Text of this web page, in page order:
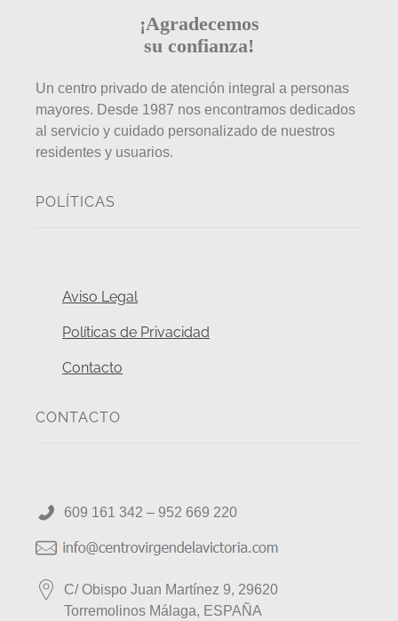
¡Agradecemos
su confianza!
Un centro privado de atención integral a personas
mayores. Desde 1987 nos encontramos dedicados
al servicio y cuidado personalizado de nuestros
residentes y usuarios.
POLÍTICAS
Aviso Legal
Políticas de Privacidad
Contacto
CONTACTO
609 161 342 – 952 669 220
C/ Obispo Juan Martínez 9, 29620
Torremolinos Málaga, ESPAÑA